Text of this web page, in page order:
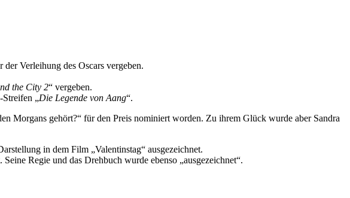
Verleihung des Oscars vergeben.
the City 2“ vergeben.
Streifen „Die Legende von Aang“.
Morgans gehört?“ für den Preis nominiert worden. Zu ihrem Glück wurde aber Sandra
in dem Film „Valentinstag“ ausgezeichnet.
Regie und das Drehbuch wurde ebenso „ausgezeichnet“.